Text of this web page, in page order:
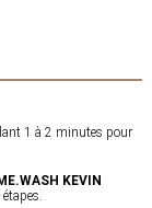
1 à 2 minutes pour
KEVIN